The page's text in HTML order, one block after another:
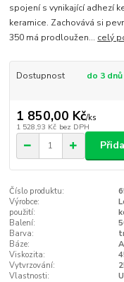
spojení s vynikající adhezí
keramice. Zachovává si
350 má prodloužen... celý
Dostupnost do 3 dnů
1 850,00 Kč/ks
1 528,93 Kč bez DPH
Číslo produktu:
Výrobce:
použití:
Balení:
Barva:
Báze:
Viskozita:
Vytvrzování:
Vlastnosti: